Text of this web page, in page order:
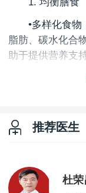
1. 均衡膳食
•多样化食物
脂肪、碳水化合
助于提供营养支持
•新鲜蔬菜
2. 补充维生
细胞的活性。富
莓、猕猴桃、番
推荐医生
杜荣